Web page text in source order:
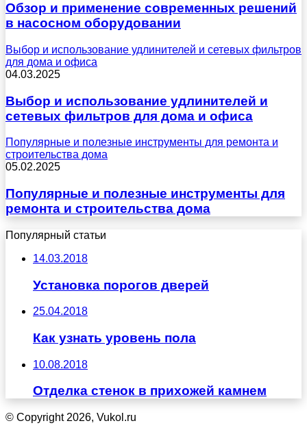
Обзор и применение современных решений
в насосном оборудовании
Выбор и использование удлинителей и сетевых фильтров
для дома и офиса
04.03.2025
Выбор и использование удлинителей и
сетевых фильтров для дома и офиса
Популярные и полезные инструменты для ремонта и
строительства дома
05.02.2025
Популярные и полезные инструменты для
ремонта и строительства дома
Популярный статьи
14.03.2018
Установка порогов дверей
25.04.2018
Как узнать уровень пола
10.08.2018
Отделка стенок в прихожей камнем
© Copyright 2026, Vukol.ru